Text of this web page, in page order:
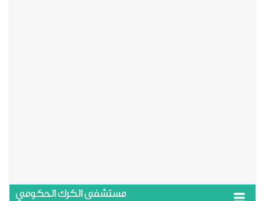
مستشفى الكرك الحكومي